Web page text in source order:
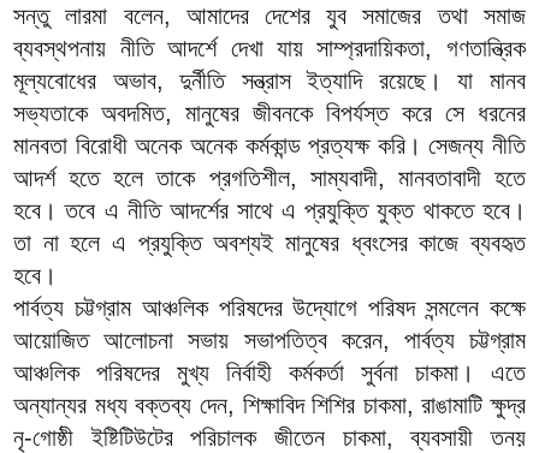
সন্তু লারমা বলেন, আমাদের দেশের যুব সমাজের তথা সমাজ
ব্যবস্থপনায় নীতি আদর্শে দেখা যায় সাম্প্রদায়িকতা, গণতান্ত্রিক
মূল্যবোধের অভাব, দুর্নীতি সন্ত্রাস ইত্যাদি রয়েছে। যা মানব
সভ্যতাকে অবদমিত, মানুষের জীবনকে বিপর্যস্ত করে সে ধরনের
মানবতা বিরোধী অনেক অনেক কর্মকান্ড প্রত্যক্ষ করি। সেজন্য নীতি
আদর্শ হতে হলে তাকে প্রগতিশীল, সাম্যবাদী, মানবতাবাদী হতে
হবে। তবে এ নীতি আদর্শের সাথে এ প্রযুক্তি যুক্ত থাকতে হবে।
তা না হলে এ প্রযুক্তি অবশ্যই মানুষের ধ্বংসের কাজে ব্যবহৃত
হবে।
পার্বত্য চট্টগ্রাম আঞ্চলিক পরিষদের উদ্যোগে পরিষদ সন্মলেন কক্ষে
আয়োজিত আলোচনা সভায় সভাপতিত্ব করেন, পার্বত্য চট্টগ্রাম
আঞ্চলিক পরিষদের মুখ্য নির্বাহী কর্মকর্তা সুর্বনা চাকমা। এতে
অন্যান্যর মধ্য বক্তব্য দেন, শিক্ষাবিদ শিশির চাকমা, রাঙামাটি ক্ষুদ্র
নৃ-গোষ্ঠী ইষ্টিটিউটের পরিচালক জীতেন চাকমা, ব্যবসায়ী তনয়